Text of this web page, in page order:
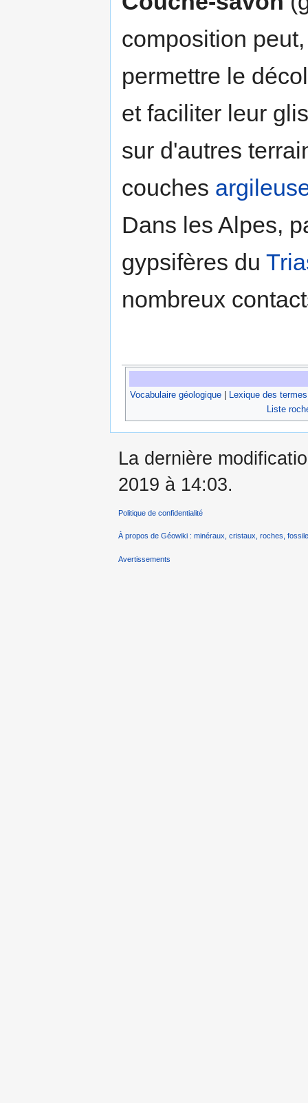
composition
permettre le
et faciliter leur
sur d'autres
couches
Dans les Alpes,
gypsifères du
nombreux
Vocabulaire géologique
Lexique des
Liste
La dernière
2019 à 14:03.
Politique de confidentialité
À propos de Géowiki : minéraux, cristaux, roches,
Avertissements